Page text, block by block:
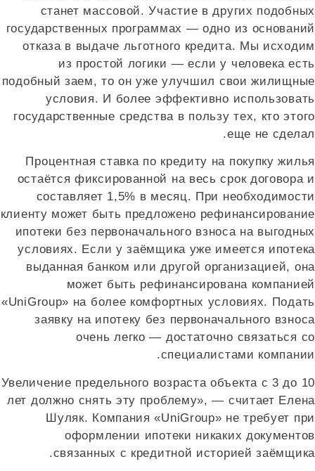
станет массовой. Участие в других подобных
государственных программах — одно из оснований
отказа в выдаче льготного кредита. Мы исходим
из простой логики — если у человека есть
подобный заем, то он уже улучшил свои жилищные
условия. И более эффективно использовать
государственные средства в пользу тех, кто этого
еще не сделал.
Процентная ставка по кредиту на покупку жилья
остаётся фиксированной на весь срок договора и
составляет 1,5% в месяц. При необходимости
клиенту может быть предложено рефинансирование
ипотеки без первоначального взноса на выгодных
условиях. Если у заёмщика уже имеется ипотека
выданная банком или другой организацией, она
может быть рефинансирована компанией
«UniGroup» на более комфортных условиях. Подать
заявку на ипотеку без первоначального взноса
очень легко — достаточно связаться со
специалистами компании.
Увеличение предельного возраста объекта с 3 до 10
лет должно снять эту проблему», — считает Елена
Шуляк. Компания «UniGroup» не требует при
оформлении ипотеки никаких документов
связанных с кредитной историей заёмщика.